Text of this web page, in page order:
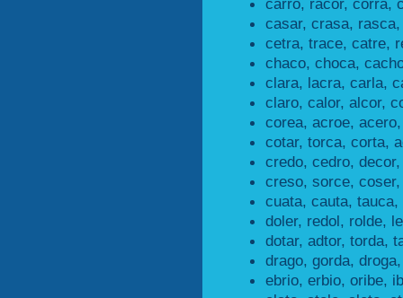
casar, crasa,
cetra, trace, catre,
chaco, choca,
clara, lacra, carla,
claro, calor, alcor,
corea, acroe,
cotar, torca, corta,
credo, cedro,
creso, sorce,
cuata, cauta, tauca,
doler, redol, rolde,
dotar, adtor, torda,
drago, gorda,
ebrio, erbio, oribe,